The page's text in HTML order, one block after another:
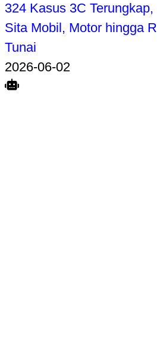
324 Kasus 3C
Sita Mobil, Motor hingga
Tunai
2026-06-02